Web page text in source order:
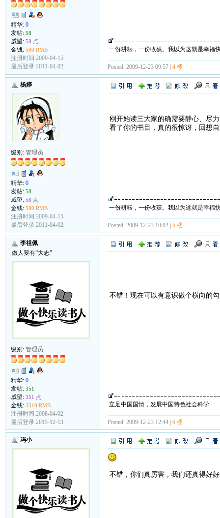
精华: 0
发帖: 58
威望: 58 点
金钱: 580 RMB
注册时间:2009-04-15
最后登录:2011-04-02
一份耕耘，一份收获。我以为这就是幸
Posted: 2009-12-23 09:57 | 4 楼
杨婷
级别: 管理员
精华: 0
发帖: 58
威望: 58 点
金钱: 580 RMB
注册时间:2009-04-15
最后登录:2011-04-02
刚开始读三大家的确需要静心、尽
看了你的书目，真的很惊讶，回想
一份耕耘，一份收获。我以为这就是幸
Posted: 2009-12-23 10:02 | 5 楼
李祖佩
做人要有“大志”
级别: 管理员
精华: 0
发帖: 351
威望: 351 点
金钱: 3510 RMB
注册时间:2008-04-02
最后登录:2015-12-13
不错！现在可以有意识做个横向的
立足中国国情，发展中国特色社会科学
Posted: 2009-12-23 12:44 | 6 楼
冯小
不错，你们真厉害，我们还真得好